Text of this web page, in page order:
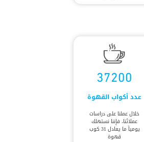
37200
عدد أكواب القهوة
خلال عملنا على دراسات
عملائنا، فإننا نستهلك
يومياً ما يعادل 31 كوب
قهوة